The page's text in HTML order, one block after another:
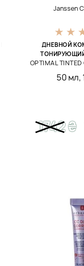
Janssen
ДНЕВНОЙ
ТОНИРУЮЩИЙ
OPTIMAL
50 мл,
1742₴